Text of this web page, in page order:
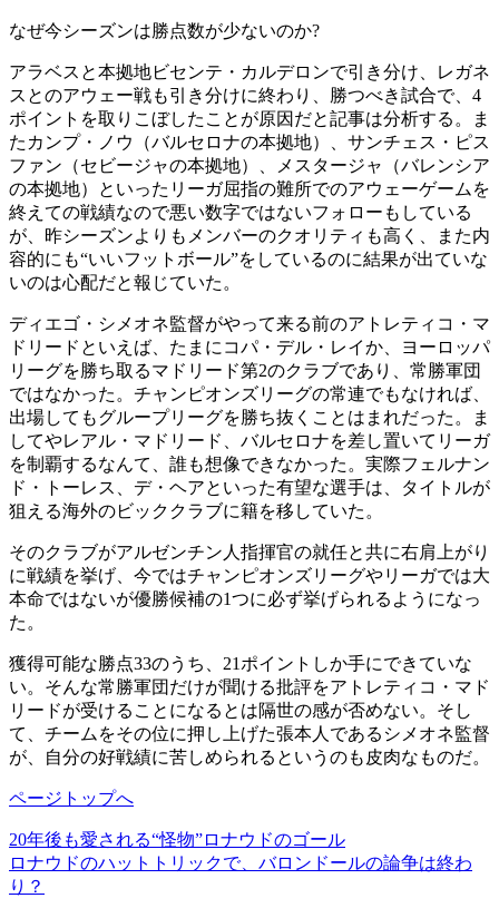
なぜ今シーズンは勝点数が少ないのか?
アラベスと本拠地ビセンテ・カルデロンで引き分け、レガネ
スとのアウェー戦も引き分けに終わり、勝つべき試合で、4
ポイントを取りこぼしたことが原因だと記事は分析する。ま
たカンプ・ノウ（バルセロナの本拠地）、サンチェス・ピス
ファン（セビージャの本拠地）、メスタージャ（バレンシア
の本拠地）といったリーガ屈指の難所でのアウェーゲームを
終えての戦績なので悪い数字ではないフォローもしている
が、昨シーズンよりもメンバーのクオリティも高く、また内
容的にも“いいフットボール”をしているのに結果が出ていな
いのは心配だと報じていた。
ディエゴ・シメオネ監督がやって来る前のアトレティコ・マ
ドリードといえば、たまにコパ・デル・レイか、ヨーロッパ
リーグを勝ち取るマドリード第2のクラブであり、常勝軍団
ではなかった。チャンピオンズリーグの常連でもなければ、
出場してもグループリーグを勝ち抜くことはまれだった。ま
してやレアル・マドリード、バルセロナを差し置いてリーガ
を制覇するなんて、誰も想像できなかった。実際フェルナン
ド・トーレス、デ・ヘアといった有望な選手は、タイトルが
狙える海外のビッククラブに籍を移していた。
そのクラブがアルゼンチン人指揮官の就任と共に右肩上がり
に戦績を挙げ、今ではチャンピオンズリーグやリーガでは大
本命ではないが優勝候補の1つに必ず挙げられるようになっ
た。
獲得可能な勝点33のうち、21ポイントしか手にできていな
い。そんな常勝軍団だけが聞ける批評をアトレティコ・マド
リードが受けることになるとは隔世の感が否めない。そし
て、チームをその位に押し上げた張本人であるシメオネ監督
が、自分の好戦績に苦しめられるというのも皮肉なものだ。
ページトップへ
20年後も愛される“怪物”ロナウドのゴール
ロナウドのハットトリックで、バロンドールの論争は終わ
り？